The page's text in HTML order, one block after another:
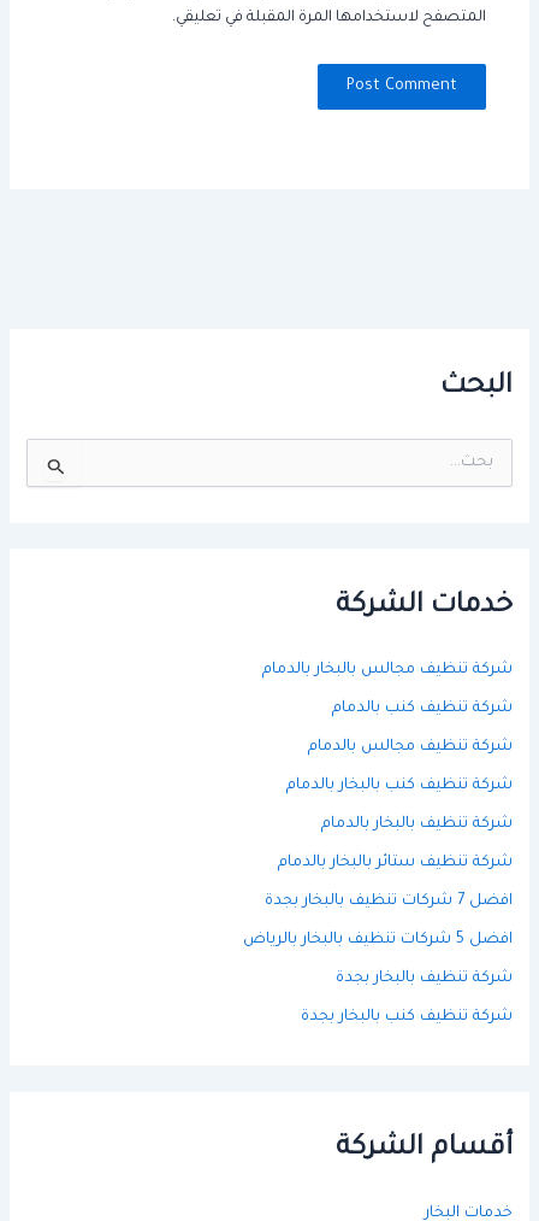
المتصفح لاستخدامها المرة المقبلة في تعليقي.
البحث
ن
خدمات الشركة
شركة تنظيف مجالس بالبخار بالدمام
شركة تنظيف كنب بالدمام
شركة تنظيف مجالس بالدمام
شركة تنظيف كنب بالبخار بالدمام
شركة تنظيف بالبخار بالدمام
شركة تنظيف ستائر بالبخار بالدمام
افضل 7 شركات تنظيف بالبخار بجدة
افضل 5 شركات تنظيف بالبخار بالرياض
شركة تنظيف بالبخار بجدة
شركة تنظيف كنب بالبخار بجدة
أقسام الشركة
خدمات البخار